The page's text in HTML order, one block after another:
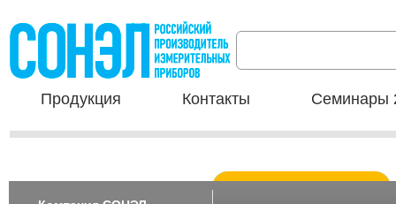
Продукция Контакты Семинары